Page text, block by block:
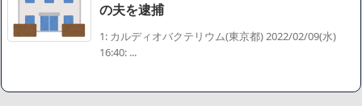
の夫を逮捕
1: カルディオバクテリウム(東京都) 2022/02/09(水)
16:40: ...